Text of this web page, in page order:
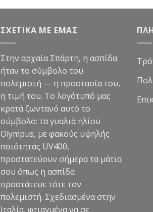
ΣΧΕΤΙΚΑ ΜΕ ΕΜΑΣ
Στην αρχαία Σπάρτη, η ασπίδα
ήταν το σύμβολο του
πολεμιστή — η προστασία του,
η τιμή του. Το λογότυπό μας
κρατά ζωντανό αυτό το
σύμβολο: τα γυαλιά ηλίου
Olympus, με φακούς υψηλής
ποιότητας UV400,
προστατεύουν σήμερα τα μάτια
σου όπως η ασπίδα
προστάτευε τότε τον
πολεμιστή. Σχεδιασμένα στην
Ιταλία, φτιαγμένα να σε